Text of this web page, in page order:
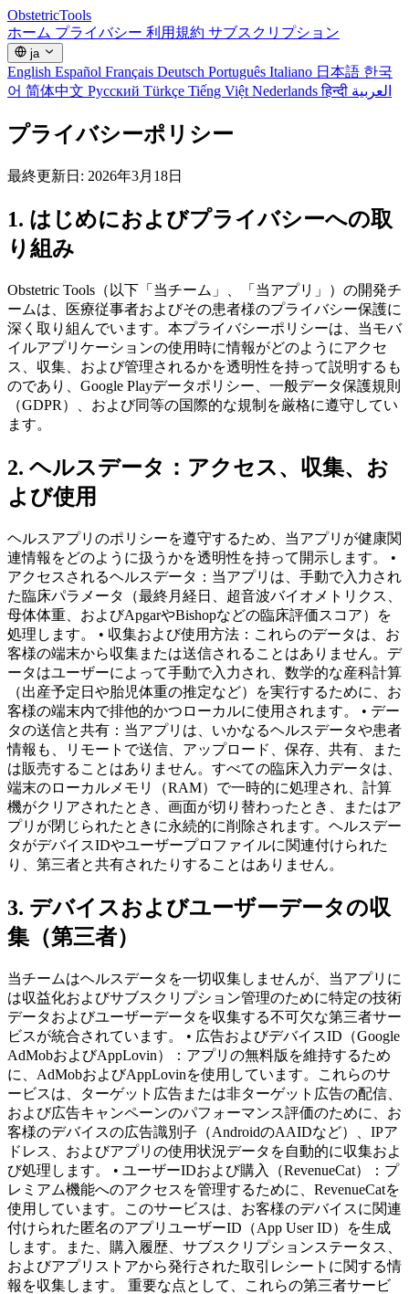
ObstetricTools
ホーム プライバシー 利用規約 サブスクリプション
ja
English Español Français Deutsch Português Italiano 日本語 한국
어 简体中文 Русский Türkçe Tiếng Việt Nederlandsहिन्दी العربية
プライバシーポリシー
最終更新日: 2026年3月18日
1. はじめにおよびプライバシーへの取
り組み
Obstetric Tools（以下「当チーム」、「当アプリ」）の開発チ
ームは、医療従事者およびその患者様のプライバシー保護に
深く取り組んでいます。本プライバシーポリシーは、当モバ
イルアプリケーションの使用時に情報がどのようにアクセ
ス、収集、および管理されるかを透明性を持って説明するも
のであり、Google Playデータポリシー、一般データ保護規則
（GDPR）、および同等の国際的な規制を厳格に遵守してい
ます。
2. ヘルスデータ：アクセス、収集、お
よび使用
ヘルスアプリのポリシーを遵守するため、当アプリが健康関
連情報をどのように扱うかを透明性を持って開示します。 •
アクセスされるヘルスデータ：当アプリは、手動で入力され
た臨床パラメータ（最終月経日、超音波バイオメトリクス、
母体体重、およびApgarやBishopなどの臨床評価スコア）を
処理します。 • 収集および使用方法：これらのデータは、お
客様の端末から収集または送信されることはありません。デ
ータはユーザーによって手動で入力され、数学的な産科計算
（出産予定日や胎児体重の推定など）を実行するために、お
客様の端末内で排他的かつローカルに使用されます。 • デー
タの送信と共有：当アプリは、いかなるヘルスデータや患者
情報も、リモートで送信、アップロード、保存、共有、また
は販売することはありません。すべての臨床入力データは、
端末のローカルメモリ（RAM）で一時的に処理され、計算
機がクリアされたとき、画面が切り替わったとき、またはア
プリが閉じられたときに永続的に削除されます。ヘルスデー
タがデバイスIDやユーザープロファイルに関連付けられた
り、第三者と共有されたりすることはありません。
3. デバイスおよびユーザーデータの収
集（第三者）
当チームはヘルスデータを一切収集しませんが、当アプリに
は収益化およびサブスクリプション管理のために特定の技術
データおよびユーザーデータを収集する不可欠な第三者サー
ビスが統合されています。 • 広告およびデバイスID（Google
AdMobおよびAppLovin）：アプリの無料版を維持するため
に、AdMobおよびAppLovinを使用しています。これらのサ
ービスは、ターゲット広告または非ターゲット広告の配信、
および広告キャンペーンのパフォーマンス評価のために、お
客様のデバイスの広告識別子（AndroidのAAIDなど）、IPア
ドレス、およびアプリの使用状況データを自動的に収集およ
び処理します。 • ユーザーIDおよび購入（RevenueCat）：プ
レミアム機能へのアクセスを管理するために、RevenueCatを
使用しています。このサービスは、お客様のデバイスに関連
付けられた匿名のアプリユーザーID（App User ID）を生成
します。また、購入履歴、サブスクリプションステータス、
およびアプリストアから発行された取引レシートに関する情
報を収集します。 重要な点として、これらの第三者サービ